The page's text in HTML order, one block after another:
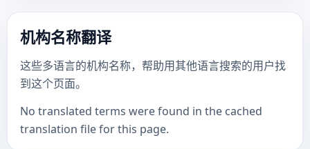
机构名称翻译
这些多语言的机构名称，帮助用其他语言搜索的用户找
到这个页面。
No translated terms were found in the cached
translation file for this page.